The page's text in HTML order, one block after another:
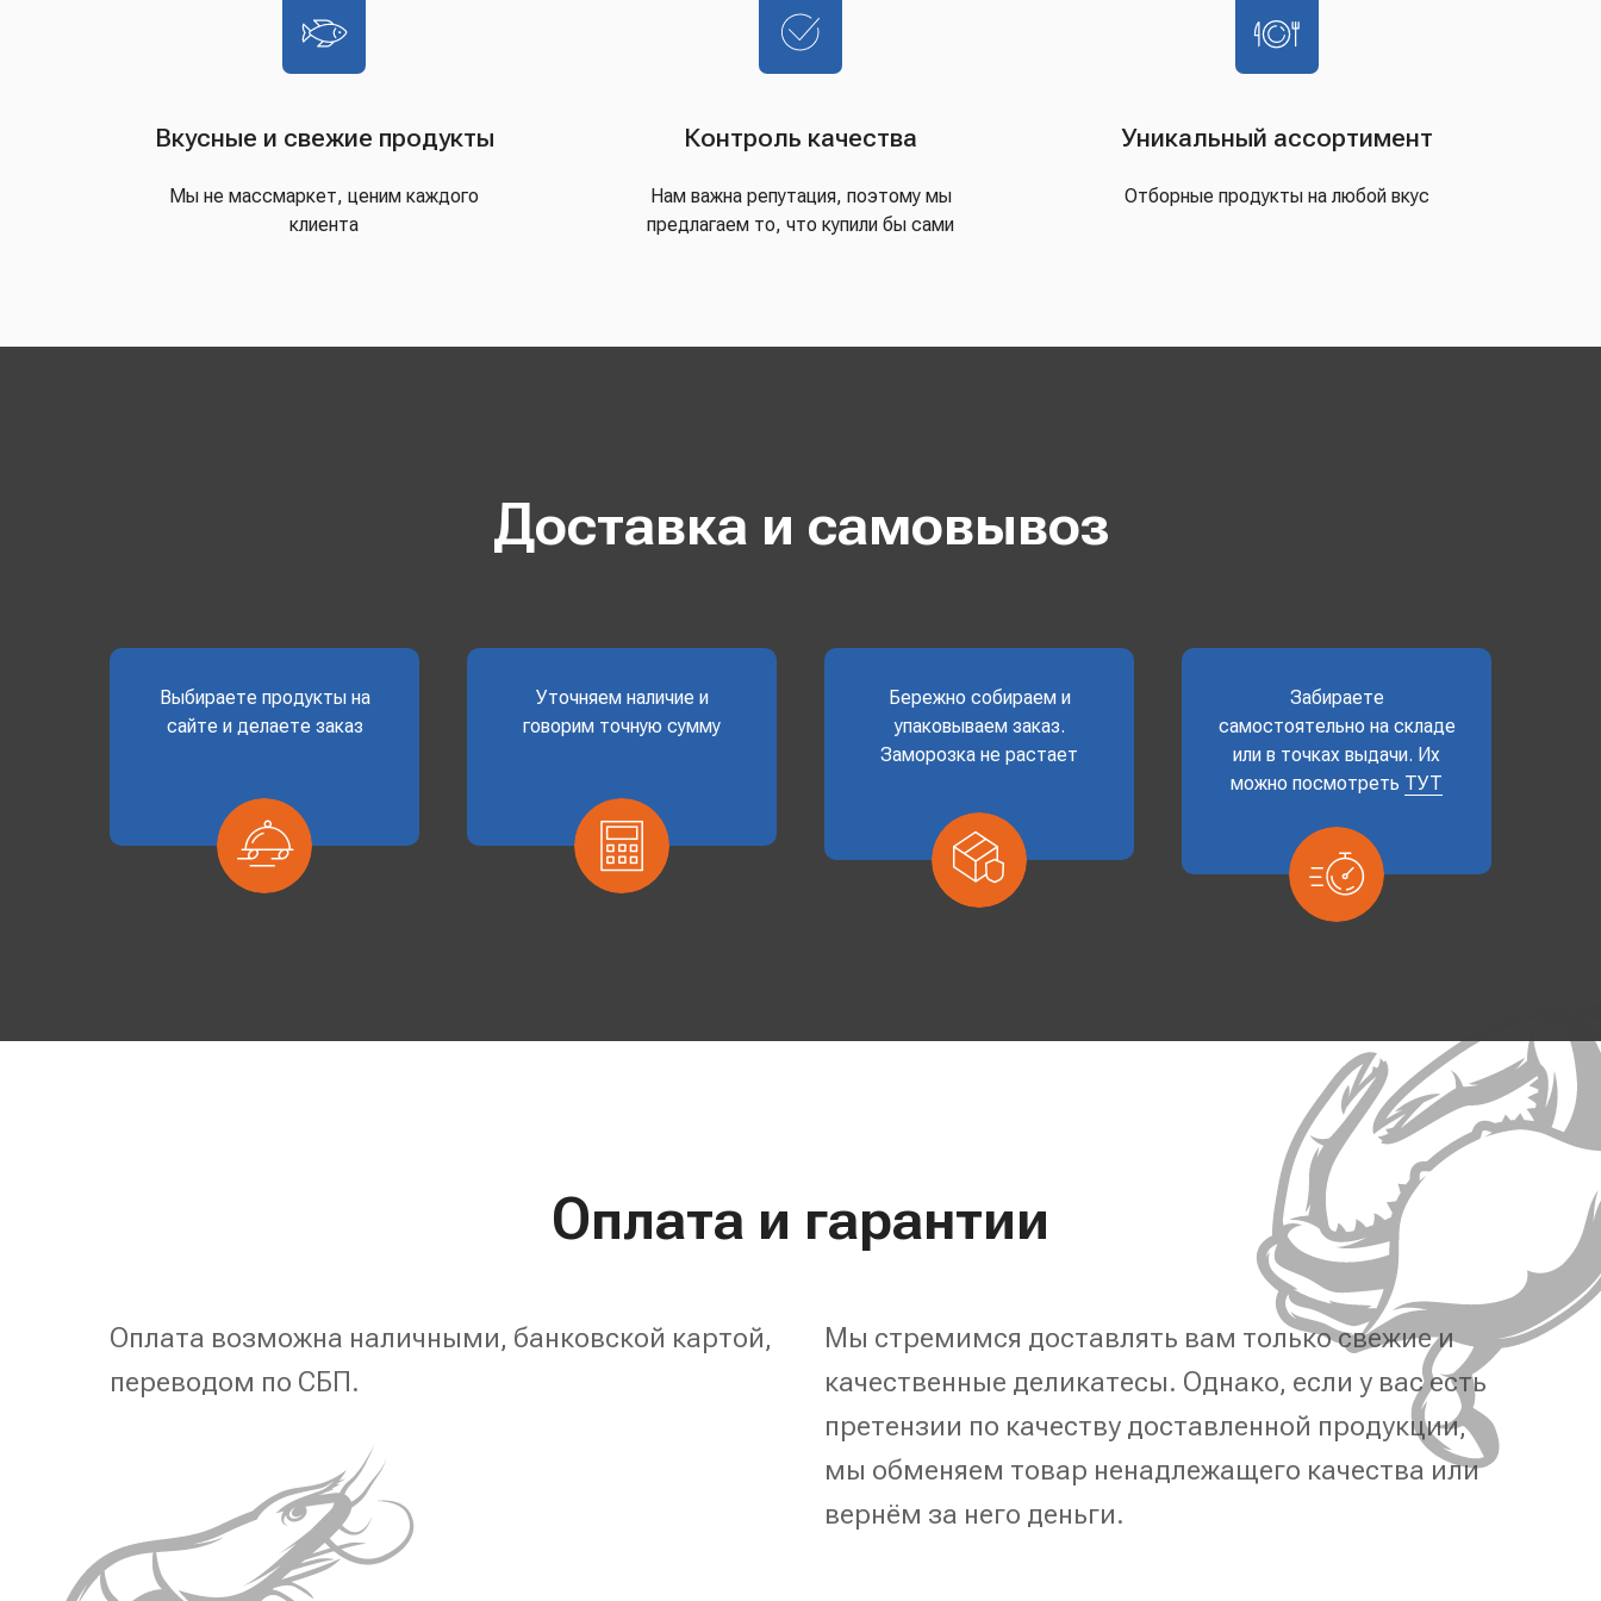
Вкусные и свежие продукты
Мы не массмаркет, ценим каждого
клиента
Контроль качества
Нам важна репутация, поэтому мы
предлагаем то, что купили бы сами
Уникальный ассортимент
Отборные продукты на любой вкус
Доставка и самовывоз
Выбираете продукты на
сайте и делаете заказ
Уточняем наличие и
говорим точную сумму
Бережно собираем и
упаковываем заказ.
Заморозка не растает
Забираете
самостоятельно на складе
или в точках выдачи. Их
можно посмотреть ТУТ
Оплата и гарантии
Оплата возможна наличными, банковской картой,
переводом по СБП.
Мы стремимся доставлять вам только свежие и
качественные деликатесы. Однако, если у вас есть
претензии по качеству доставленной продукции,
мы обменяем товар ненадлежащего качества или
вернём за него деньги.